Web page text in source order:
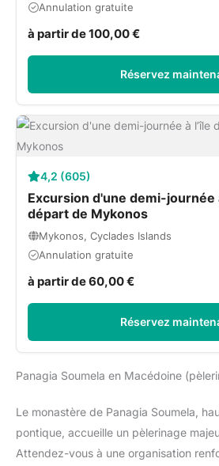
Annulation gratuite
à partir de 100,00 €
Réservez
4,2 (605)
Excursion d'une demi-journée
départ de Mykonos
Mykonos, Cyclades Islands
Annulation gratuite
à partir de 60,00 €
Réservez
Panagia Soumela en Macédoine
Le monastère de Panagia Soumela,
pontique, accueille un pèlerinage
Attendez-vous à une organisation